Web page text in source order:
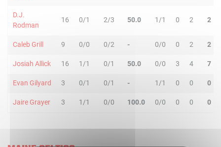
D.J.
Rodman
16 0/1 2/3 50.0 1/1 0 2 2
Caleb Grill 9 0/0 0/2 - 0/0 0 2 2
Josiah Allick 16 1/1 0/1 50.0 0/0 3 4 7
Evan Gilyard 3 0/1 0/1 - 1/1 0 0 0
Jaire Grayer 3 1/1 0/0 100.0 0/0 0 0 0